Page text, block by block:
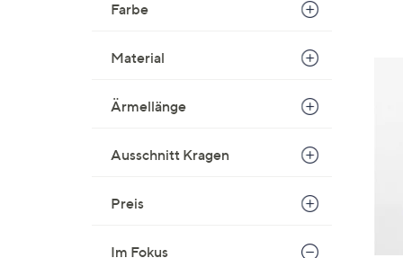
Farbe
Material
Ärmellänge
Ausschnitt Kragen
Preis
Im Fokus